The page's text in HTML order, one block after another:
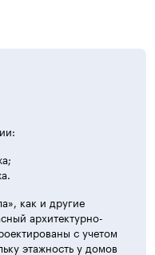
как и другие
архитектурно-
с учетом
этажность у домов